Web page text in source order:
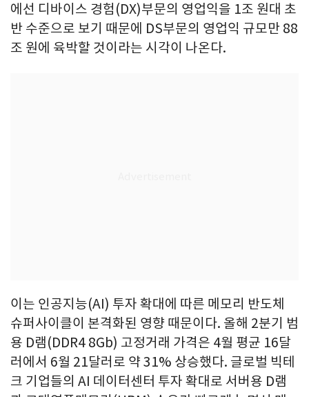
에선 디바이스 경험(DX)부문의 영업익을 1조 원대 초
반 수준으로 보기 때문에 DS부문의 영업익 규모만 88
조 원에 육박할 것이라는 시각이 나온다.
이는 인공지능(AI) 투자 확대에 따른 메모리 반도체
슈퍼사이클이 본격화된 영향 때문이다. 올해 2분기 범
용 D램(DDR4 8Gb) 고정거래 가격은 4월 평균 16달
러에서 6월 21달러로 약 31% 상승했다. 글로벌 빅테
크 기업들의 AI 데이터센터 투자 확대로 서버용 D램